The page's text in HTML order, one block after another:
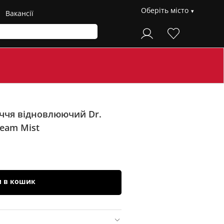
Вакансії Оберіть місто
відновлюючий Dr.
Mist
в кошик